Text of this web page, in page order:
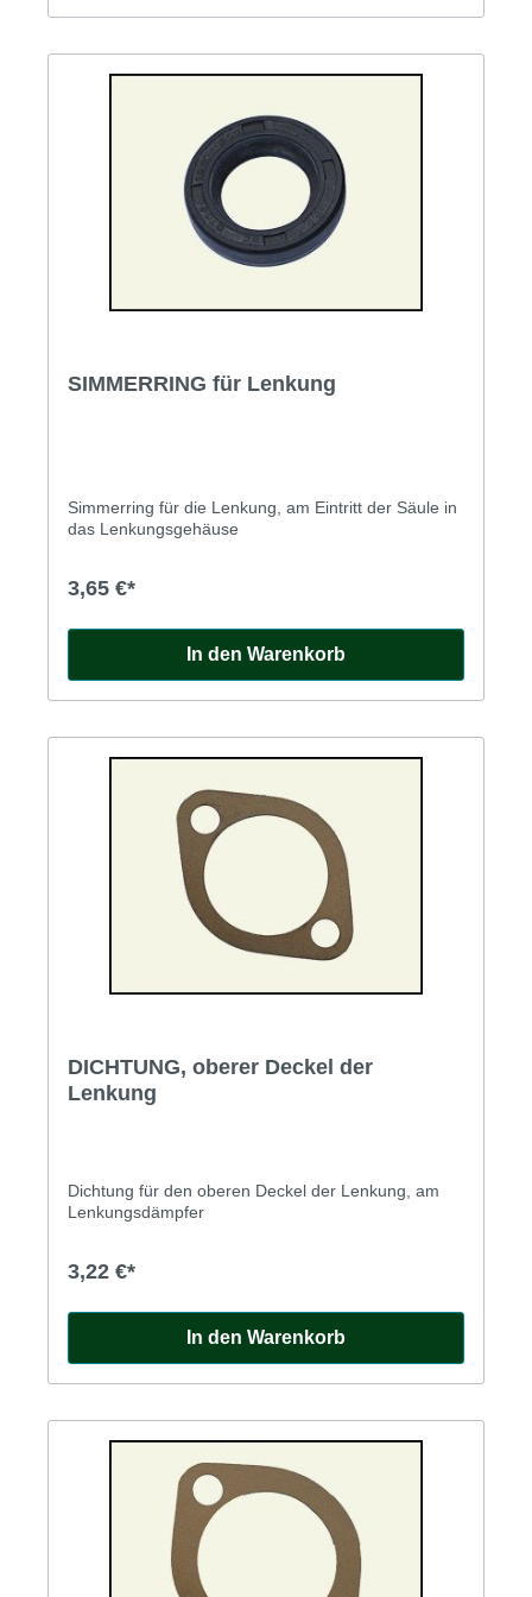
SIMMERRING für Lenkung
Simmerring für die Lenkung, am Eintritt der Säule in
das Lenkungsgehäuse
3,65 €*
In den Warenkorb
DICHTUNG, oberer Deckel der
Lenkung
Dichtung für den oberen Deckel der Lenkung, am
Lenkungsdämpfer
3,22 €*
In den Warenkorb